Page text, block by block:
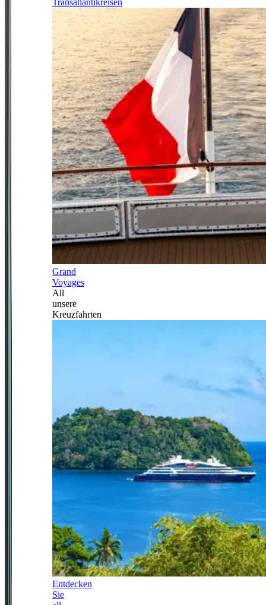
Transatlantikreisen
Grand
Voyages
All
unsere
Kreuzfahrten
Entdecken
Sie